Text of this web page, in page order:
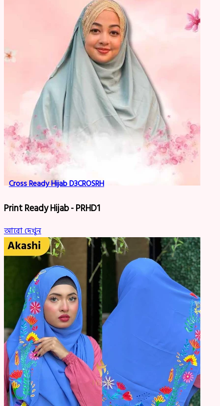
Cross Ready Hijab D3CROSRH
Print Ready Hijab - PRHD1
আরো দেখুন